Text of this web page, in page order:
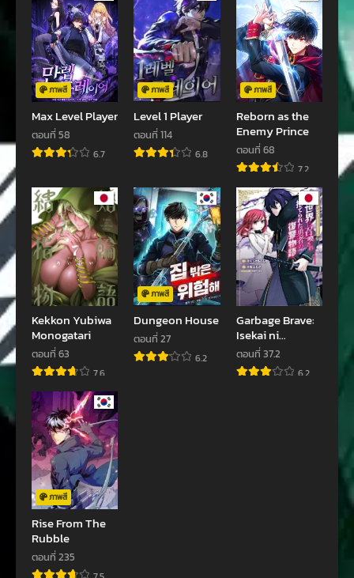
ภาพสี
Max Level Player
ตอนที่ 58
6.7
ภาพสี
Level 1 Player
ตอนที่ 114
6.8
ภาพสี
Reborn as the
Enemy Prince
ตอนที่ 68
7.2
Kekkon Yubiwa
Monogatari
ตอนที่ 63
7.6
ภาพสี
Dungeon House
ตอนที่ 27
6.2
Garbage Brave:
Isekai ni
Shoukan sare
Suterareta
Yuusha no
ตอนที่ 37.2
6.2
ภาพสี
Rise From The
Rubble
ตอนที่ 235